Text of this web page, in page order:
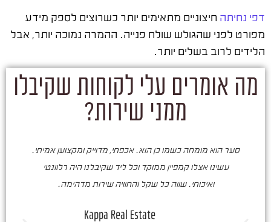
דפי נחיתה חיצוניים מתאימים יותר כשרוצים לספק מידע
מפורט לפני שהגולש שולח פנייה. ההמרה נמוכה יותר, אבל
הלידים לרוב בשלים יותר.
מה אומרים עלי לקוחות שקיבלו
ממני שירות?
סער הוא מומחה כשמו כן הוא. אכפתי, מדוייק ומקצוען אמיתי.
עשינו אצלו קמפיין ממוקד וכל ליד שקיבלנו היה רלוונטי
ואיכותי. שווה כל שקל והחוויה שירות מדהימה.
Kappa Real Estate